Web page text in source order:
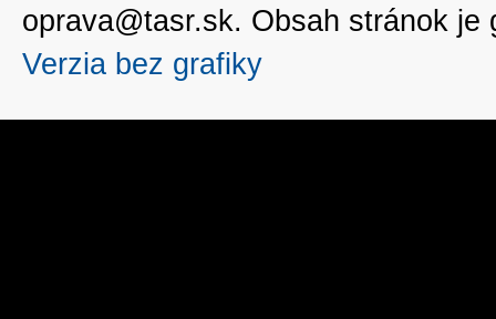
oprava@tasr.sk. Obsah stránok
Verzia bez grafiky